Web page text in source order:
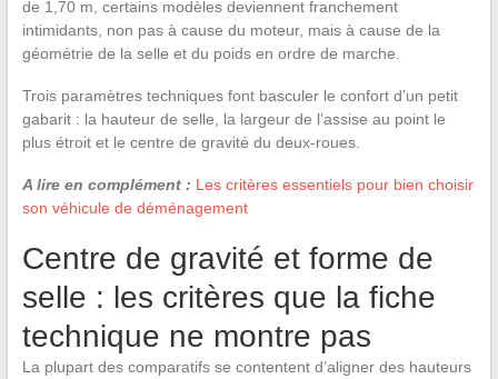
de 1,70 m, certains modèles deviennent franchement
intimidants, non pas à cause du moteur, mais à cause de la
géométrie de la selle et du poids en ordre de marche.
Trois paramètres techniques font basculer le confort d’un petit
gabarit : la hauteur de selle, la largeur de l’assise au point le
plus étroit et le centre de gravité du deux-roues.
A lire en complément : Les critères essentiels pour bien choisir
son véhicule de déménagement
Centre de gravité et forme de
selle : les critères que la fiche
technique ne montre pas
La plupart des comparatifs se contentent d’aligner des hauteurs